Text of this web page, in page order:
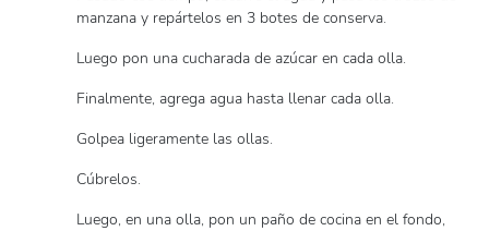
manzana y repártelos en 3 botes de conserva.
Luego pon una cucharada de azúcar en cada olla.
Finalmente, agrega agua hasta llenar cada olla.
Golpea ligeramente las ollas.
Cúbrelos.
Luego, en una olla, pon un paño de cocina en el fondo,